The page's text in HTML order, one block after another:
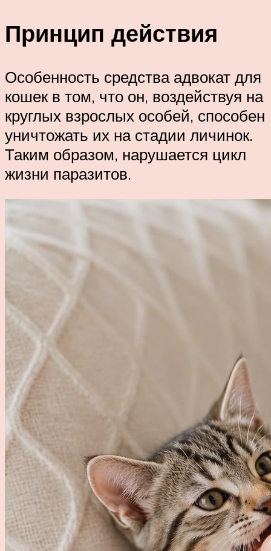
Принцип действия
Особенность средства адвокат для
кошек в том, что он, воздействуя на
круглых взрослых особей, способен
уничтожать их на стадии личинок.
Таким образом, нарушается цикл
жизни паразитов.